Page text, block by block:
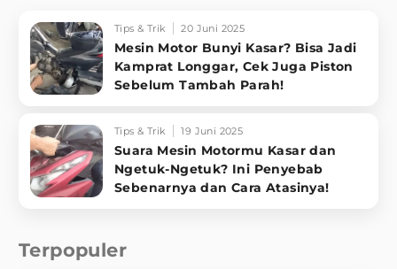
Tips & Trik 20 Juni 2025
Mesin Motor Bunyi Kasar? Bisa Jadi
Kamprat Longgar, Cek Juga Piston
Sebelum Tambah Parah!
Tips & Trik 19 Juni 2025
Suara Mesin Motormu Kasar dan
Ngetuk-Ngetuk? Ini Penyebab
Sebenarnya dan Cara Atasinya!
Terpopuler